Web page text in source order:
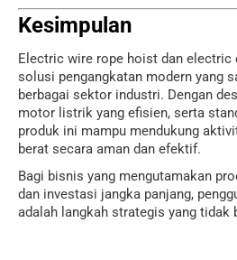
Kesimpulan
Electric wire rope hoist dan electric
solusi pengangkatan modern yang
berbagai sektor industri. Dengan
motor listrik yang efisien, serta
produk ini mampu mendukung
berat secara aman dan efektif.
Bagi bisnis yang mengutamakan
dan investasi jangka panjang,
adalah langkah strategis yang tidak